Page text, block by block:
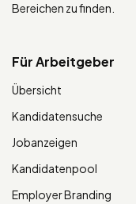
Bereichen zu finden.
Für Arbeitgeber
Übersicht
Kandidatensuche
Jobanzeigen
Kandidatenpool
Employer Branding